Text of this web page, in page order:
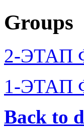
Groups
2-ЭТАП
1-ЭТАП
Back to